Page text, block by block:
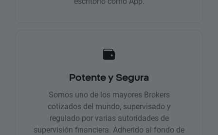
Potente y Segura
Somos uno de los mayores Brokers
cotizados del mundo, supervisado y
regulado por varias autoridades de
supervisión financiera. Adherido al fondo de